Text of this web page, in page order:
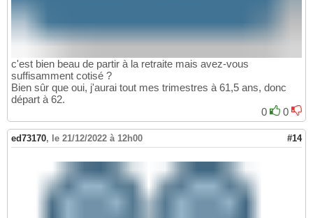
c'est bien beau de partir à la retraite mais avez-vous
suffisamment cotisé ?
Bien sûr que oui, j'aurai tout mes trimestres à 61,5 ans, donc
départ à 62.
0
0
ed73170, le 21/12/2022 à 12h00 #14